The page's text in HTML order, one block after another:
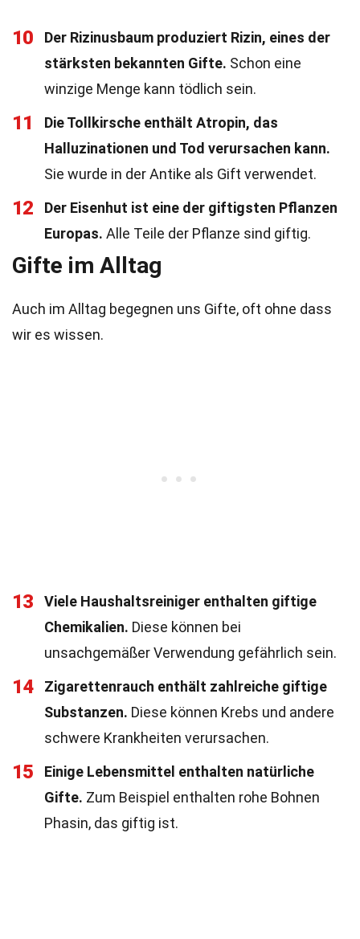
10
Der Rizinusbaum produziert Rizin, eines der
stärksten bekannten Gifte. Schon eine
winzige Menge kann tödlich sein.
11
Die Tollkirsche enthält Atropin, das
Halluzinationen und Tod verursachen kann.
Sie wurde in der Antike als Gift verwendet.
12
Der Eisenhut ist eine der giftigsten Pflanzen
Europas. Alle Teile der Pflanze sind giftig.
Gifte im Alltag
Auch im Alltag begegnen uns Gifte, oft ohne dass
wir es wissen.
13
Viele Haushaltsreiniger enthalten giftige
Chemikalien. Diese können bei
unsachgemäßer Verwendung gefährlich sein.
14
Zigarettenrauch enthält zahlreiche giftige
Substanzen. Diese können Krebs und andere
schwere Krankheiten verursachen.
15
Einige Lebensmittel enthalten natürliche
Gifte. Zum Beispiel enthalten rohe Bohnen
Phasin, das giftig ist.